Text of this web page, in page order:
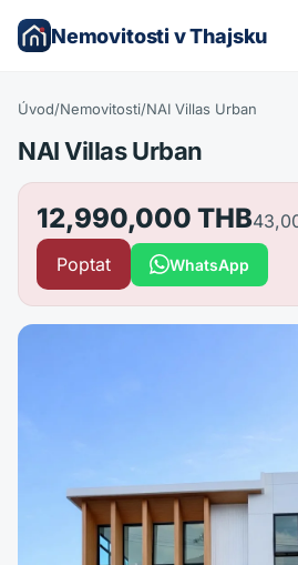
Nemovitosti v Thajsku
Úvod/Nemovitosti/NAI Villas Urban
NAI Villas Urban
12,990,000 THB
Poptat WhatsApp